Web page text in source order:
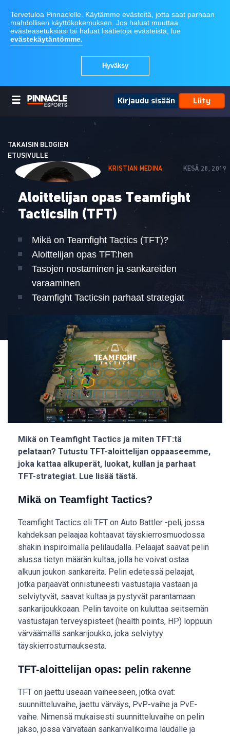
Kirjaudu sisään Liity
TAKAISIN BLOGIEN
ETUSIVULLE
KRISTIAN MEDINA KESÄ 28, 2019
Aloittelijan opas Teamfight
Tacticsiin (TFT)
Mikä on Teamfight Tactics (TFT)?
Aloittelijan opas TFT:hen
Tasojen nostaminen ja sankareiden
varaaminen
Teamfight Tacticsin parhaat strategiat
Mikä on Teamfight Tactics ja miten TFT:tä
pelataan? Tutustu TFT-aloittelijan oppaaseemme,
joka kattaa alkuperät, luokat, kullan ja parhaat
TFT-strategiat. Lue lisää tästä.
Mikä on Teamfight Tactics?
Teamfight Tactics eli TFT on Auto Battler -peli, jossa
kahdeksan pelaajaa kohtaavat täyskierrosmuodossa
shakin inspiroimalla pelilaudalla. Pelaajat saavat pelin
alussa tietyn määrän kultaa, jolla he voivat ostaa
alkuun joukon sankareita. Pelin edetessä pelaajat,
jotka pärjäävät onnistuneesti vastustajia vastaan ja
selviytyvät, saavat kultaa ja pystyvät parantamaan
sankarijoukkoaan. Pelin tavoite on kuluttaa seitsemän
vastustajan terveyspisteet (health points, HP) loppuun
värväämällä sankarijoukko, joka selviytyy
täyskierrosturnauksesta.
TFT-aloittelijan opas: pelin rakenne
TFT on jaettu useaan vaiheeseen, jotka ovat:
suunnitteluvaihe, jaettu värväys, PvP-vaihe ja PvE-
vaihe. Nimensä mukaisesti suunnitteluvaihe on pelin
jakso, jossa värvätään sankarivalikoima laudalle ja